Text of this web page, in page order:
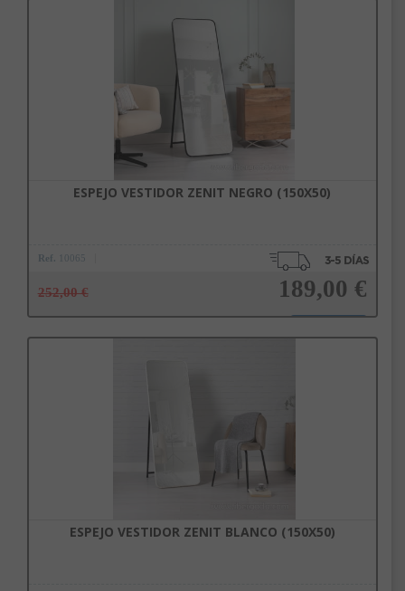
Añadir a la cesta
ESPEJO VESTIDOR ZENIT NEGRO (150X50)
Ref. 10065
252,00 € 189,00 €
ESPEJO VESTIDOR ZENIT BLANCO (150X50)
Subscríbete a nuestra newsletter
y disfruta de un 10% de
descuento en tu primera compra.
Entérate antes que nadie de nuestras novedades y promociones
Al unirte expresas tu consentimiento para recibir comunicaciones comerciales de